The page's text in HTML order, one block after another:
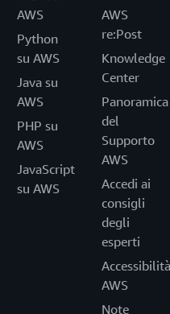
AWS
Python
su AWS
Java su
AWS
PHP su
AWS
JavaScript
su AWS
AWS
re:Post
Knowledge
Center
Panoramica
del
Supporto
AWS
Accedi ai
consigli
degli
esperti
Accessibilità
AWS
Note